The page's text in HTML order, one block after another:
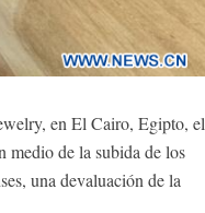
en El Cairo, Egipto, el
de la subida de los
una devaluación de la